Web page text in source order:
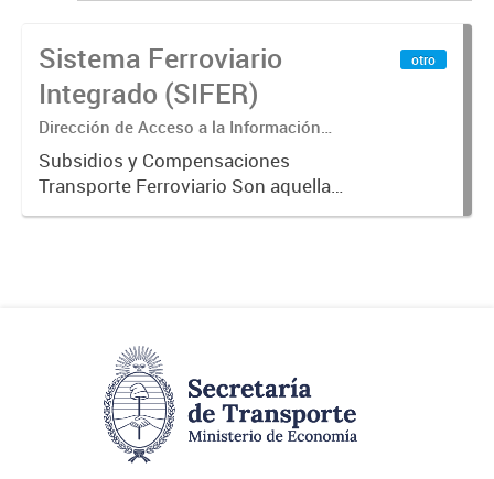
Sistema Ferroviario
Integrado (SIFER)
Dirección de Acceso a la Información
Pública y Transparencia
Subsidios y Compensaciones
Transporte Ferroviario Son aquellas
transferencias realizadas por la
otro